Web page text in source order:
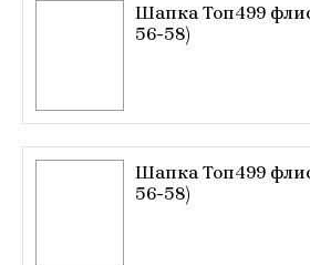
Шапка Топ499
56-58)
Шапка Топ499
56-58)